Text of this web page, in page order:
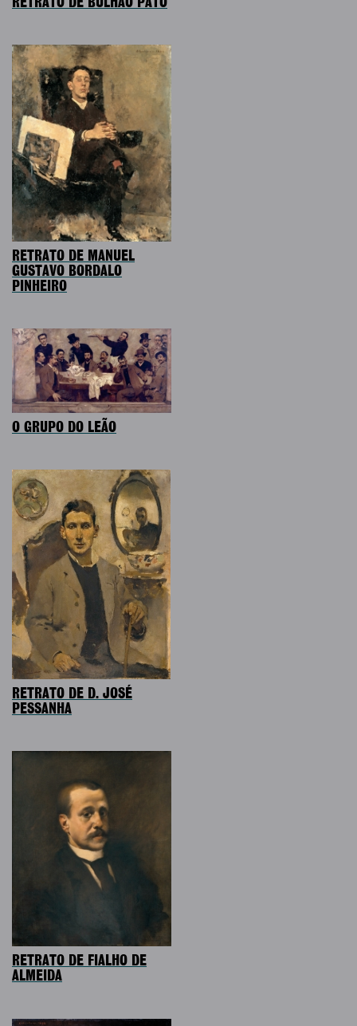
RETRATO DE MANUEL
GUSTAVO BORDALO
PINHEIRO
O GRUPO DO LEÃO
RETRATO DE D. JOSÉ
PESSANHA
RETRATO DE FIALHO DE
ALMEIDA